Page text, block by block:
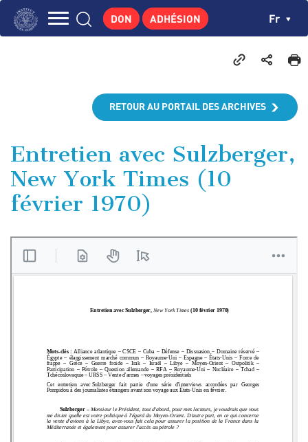
Aller
CENTRE DE RECHERCHES
PUBLICATIONS
ACTUALITÉS
ENSEIGNEMENT
DON ADHÉSION Fr
RETOUR AU PORTAIL DES ARCHIVES
Entretien avec Sulzberger,
New York Times (10
février 1970)
Panneau de gestion des cookies